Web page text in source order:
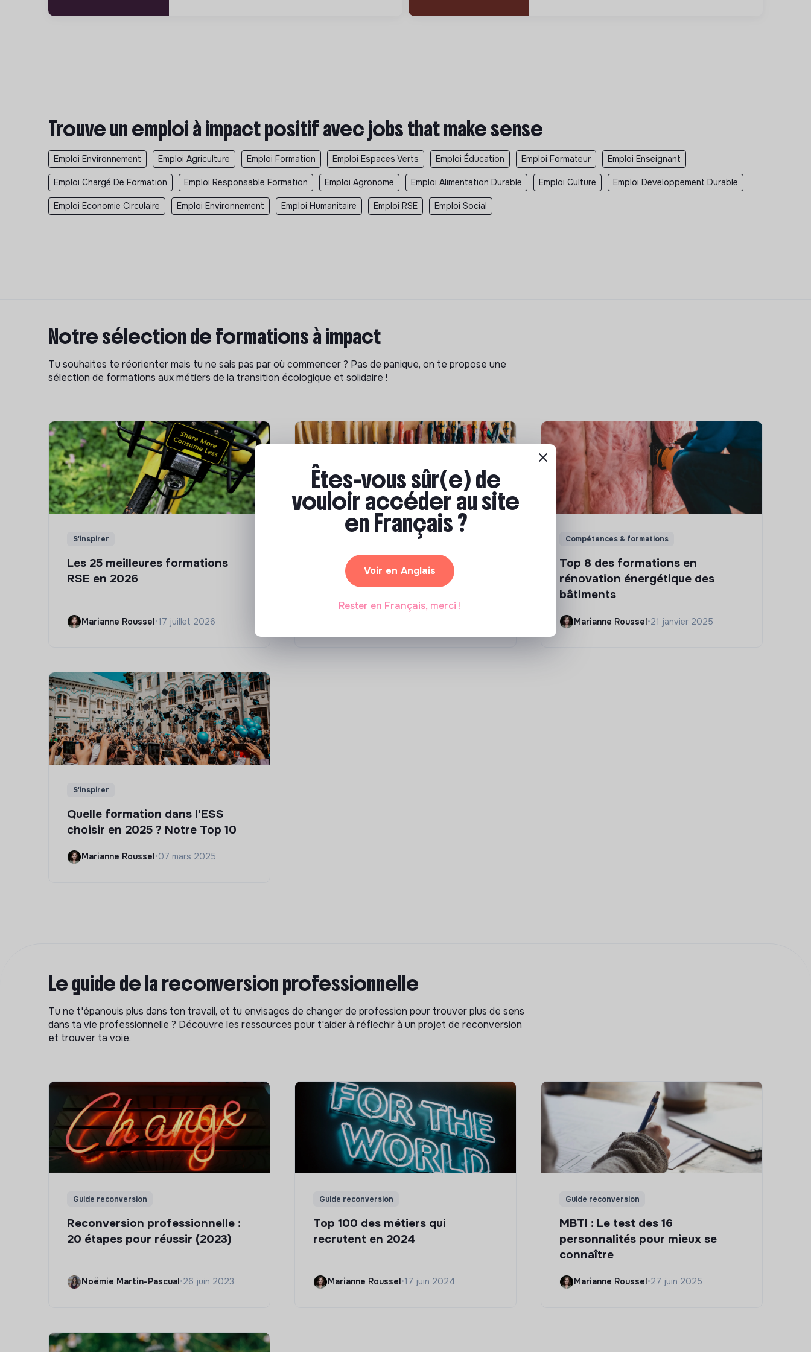
Trouve un emploi à impact positif avec jobs that make sense
Emploi Environnement Emploi Agriculture Emploi Formation Emploi Espaces Verts Emploi Éducation Emploi Formateur Emploi Enseignant
Emploi Chargé De Formation Emploi Responsable Formation Emploi Agronome Emploi Alimentation Durable Emploi Culture Emploi Developpement Durable
Emploi Economie Circulaire Emploi Environnement Emploi Humanitaire Emploi RSE Emploi Social
Notre sélection de formations à impact
Tu souhaites te réorienter mais tu ne sais pas par où commencer ? Pas de panique, on te propose une
sélection de formations aux métiers de la transition écologique et solidaire !
S'inspirer
Les 25 meilleures formations
RSE en 2026
Marianne Roussel•17 juillet 2026
Compétences & formations
Comment se former à la
transition écologique ?
Compétences & formations
Top 8 des formations en
rénovation énergétique des
bâtiments
Marianne Roussel•21 janvier 2025
S'inspirer
Quelle formation dans l'ESS
choisir en 2025 ? Notre Top 10
Marianne Roussel •07 mars 2025
Le guide de la reconversion professionnelle
Tu ne t'épanouis plus dans ton travail, et tu envisages de changer de profession pour trouver plus de sens
dans ta vie professionnelle ? Découvre les ressources pour t'aider à réflechir à un projet de reconversion
et trouver ta voie.
Guide reconversion
Reconversion professionnelle :
20 étapes pour réussir (2023)
Noëmie Martin-Pascual•26 juin 2023
Guide reconversion
Top 100 des métiers qui
recrutent en 2024
Marianne Roussel•17 juin 2024
Guide reconversion
MBTI : Le test des 16
personnalités pour mieux se
connaître
Marianne Roussel•27 juin 2025
Êtes-vous sûr(e) de
vouloir accéder au site
en Français ?
Voir en Anglais
Rester en Français, merci !